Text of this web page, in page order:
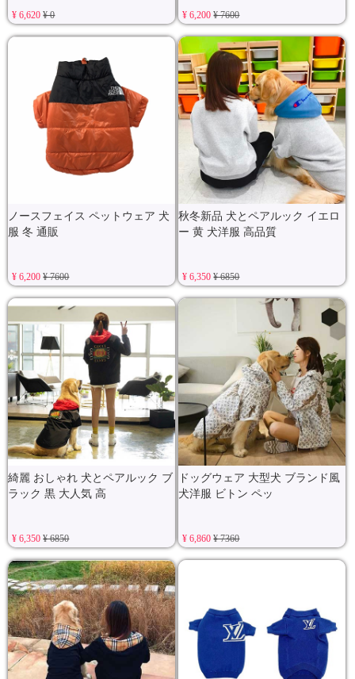
¥ 6,620¥ 0 ¥ 6,200¥ 7600
ノースフェイス ペットウェア 犬
服 冬 通販
¥ 6,200¥ 7600
秋冬新品 犬とペアルック イエロ
ー 黄 犬洋服 高品質
¥ 6,350¥ 6850
綺麗 おしゃれ 犬とペアルック ブ
ラック 黒 大人気 高
¥ 6,350¥ 6850
ドッグウェア 大型犬 ブランド風
犬洋服 ビトン ペッ
¥ 6,860¥ 7360